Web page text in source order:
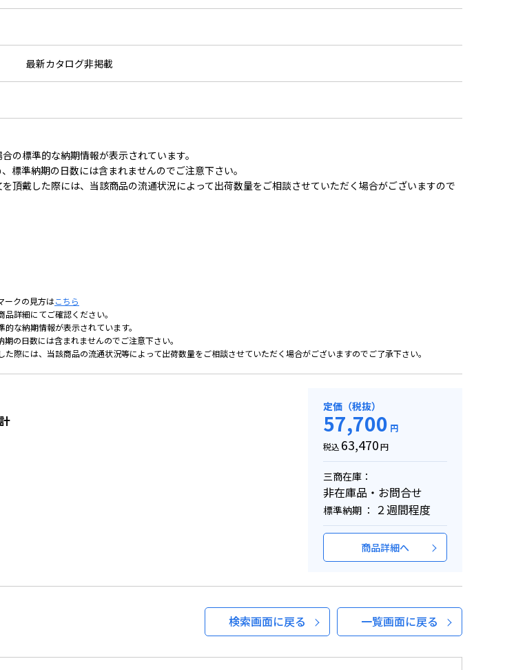
最新カタログ非掲載
の標準的な納期情報が表示されています。
標準納期の日数には含まれませんのでご注意下さい。
頂戴した際には、当該商品の流通状況によって出荷数量をご相談させていただく場合がございますので
ークの見方はこちら
詳細にてご確認ください。
な納期情報が表示されています。
の日数には含まれませんのでご注意下さい。
際には、当該商品の流通状況等によって出荷数量をご相談させていただく場合がございますのでご了承下さい。
定価（税抜）
57,700 円
税込 63,470円
三商在庫：
非在庫品・お問合せ
標準納期 ： ２週間程度
商品詳細へ
検索画面に戻る 一覧画面に戻る